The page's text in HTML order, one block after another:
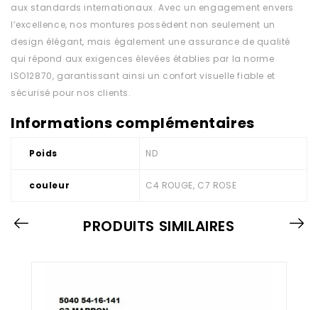
aux standards internationaux. Avec un engagement envers
l’excellence, nos montures possèdent non seulement un
design élégant, mais également une assurance de qualité
qui répond aux exigences élevées établies par la norme
ISO12870, garantissant ainsi un confort visuelle fiable et
sécurisé pour nos clients.
Informations complémentaires
Poids ND
couleur C4 ROUGE, C7 ROSE
PRODUITS SIMILAIRES